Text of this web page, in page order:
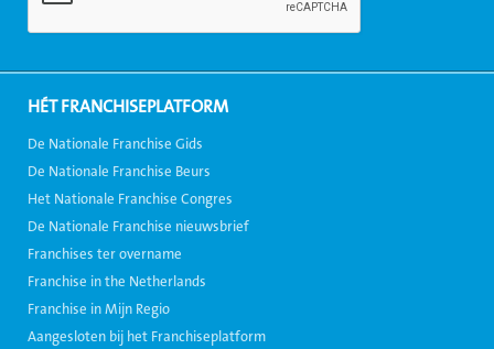
HÉT FRANCHISEPLATFORM
De Nationale Franchise Gids
De Nationale Franchise Beurs
Het Nationale Franchise Congres
De Nationale Franchise nieuwsbrief
Franchises ter overname
Franchise in the Netherlands
Franchise in Mijn Regio
Aangesloten bij het Franchiseplatform